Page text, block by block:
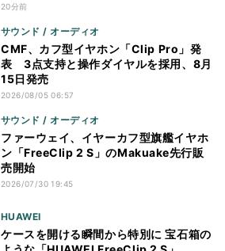
20分前
サウンド / オーディオ
CMF、カフ型イヤホン「Clip Pro」発
表 3点支持と操作ダイヤルを採用、8月
15日発売
2026/08/05 06:57
サウンド / オーディオ
ファーウェイ、イヤーカフ型旗艦イヤホ
ン「FreeClip 2 S」のMakuake先行販
売開始
2026/07/30 19:45
HUAWEI
ケースを開ける瞬間から特別に 宝石箱の